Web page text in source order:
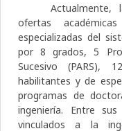
ofertas
especializadas del
por 8 grados, 5
Sucesivo (PARS),
habilitantes y de
programas de
ingeniería. Entre
vinculados a la